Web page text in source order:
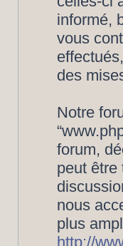
informé,
vous
des
Notre
forum,
peut être
nous
plus
http://